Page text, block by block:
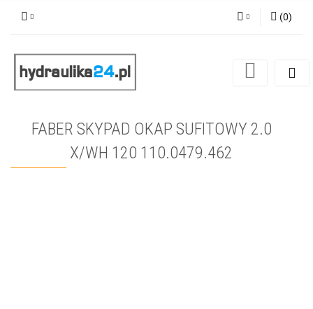
Zarejestruj się
(0)
FABER SKYPAD OKAP SUFITOWY 2.0
X/WH 120 110.0479.462